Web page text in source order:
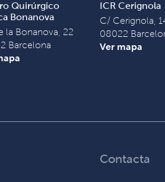
Quirúrgico
Bonanova
la Bonanova, 22
Barcelona
ICR Cerignola
C/ Cerignola,
08022
Ver mapa
Contacta